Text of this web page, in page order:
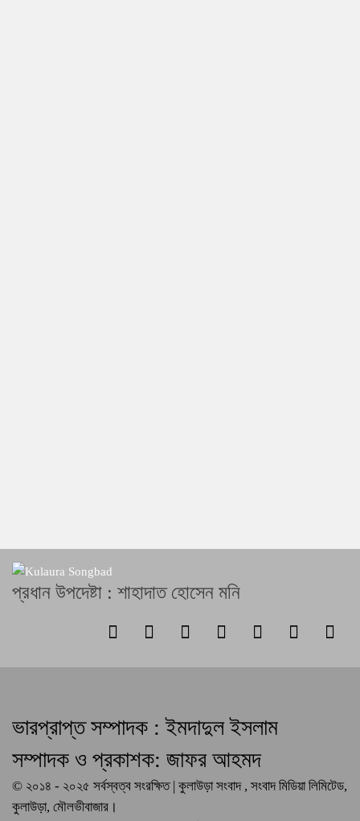
প্রধান উপদেষ্টা : শাহাদাত হোসেন মনি
ভারপ্রাপ্ত সম্পাদক : ইমদাদুল ইসলাম
সম্পাদক ও প্রকাশক: জাফর আহমদ
© ২০১৪ - ২০২৫ সর্বস্বত্ব সংরক্ষিত | কুলাউড়া সংবাদ , সংবাদ মিডিয়া লিমিটেড,
কুলাউড়া, মৌলভীবাজার।